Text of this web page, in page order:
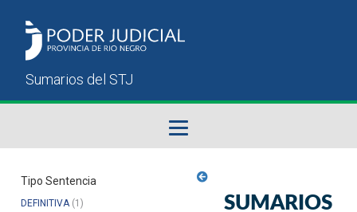
Tipo Sentencia
DEFINITIVA(1)
SUMARIOS